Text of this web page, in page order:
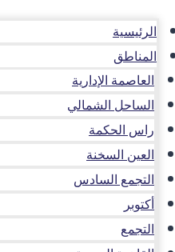
الرئيسية
المناطق
العاصمة الإدارية
الساحل الشمالي
راس الحكمة
العين السخنة
التجمع السادس
أكتوبر
التجمع